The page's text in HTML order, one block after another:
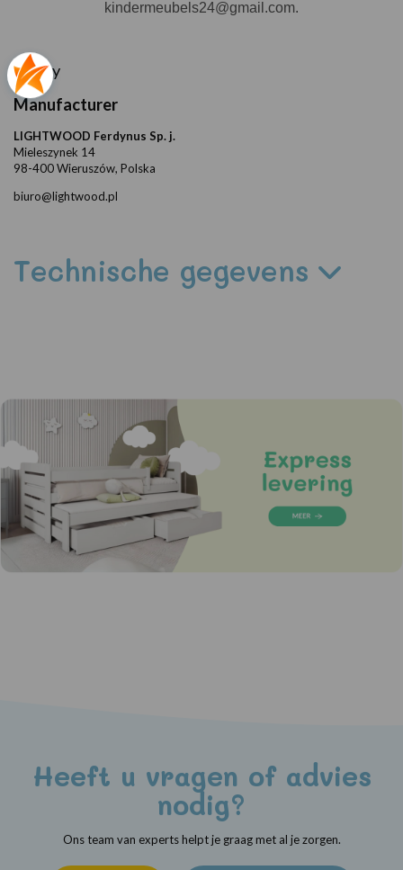
kindermeubels24@gmail.com.
Safety
Manufacturer
LIGHTWOOD Ferdynus Sp. j.
Mieleszynek 14
98-400 Wieruszów, Polska
biuro@lightwood.pl
Technische gegevens
Heeft u vragen of advies
nodig?
Ons team van experts helpt je graag met al je zorgen.